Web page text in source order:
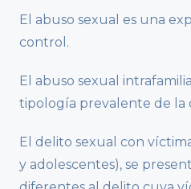
El abuso sexual es una
control.
El abuso sexual
tipología prevalente de la
El delito sexual con
y adolescentes), se